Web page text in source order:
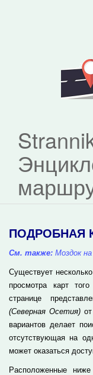
ПОДРОБНАЯ
См. также: Моздок
Существует
просмотра карт
странице
(Северная Осетия)
вариантов делает
отсутствующая на
может оказаться
Расположенные